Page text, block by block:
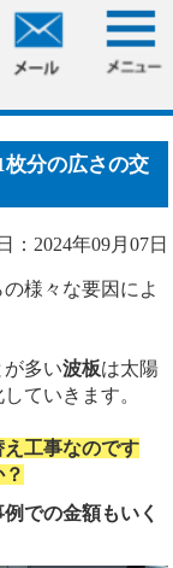
は？波板11枚分
分の広さの交
：2024年09月07日
様々な要因によ
多い波板は太陽
ていきます。
工事なのです
での金額もいく